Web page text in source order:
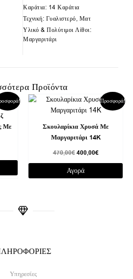
Καράτια: 14 Καράτια
Τεχνική: Γυαλιστερό, Ματ
Υλικό & Πολύτιμοι Λίθοι:
Μαργαριτάρι
Προϊόντα
Με
Προσφορά!
Σκουλαρίκια Χρυσά Με
Μαργαριτάρι 14K
470,00€
Original
price
was:
400,00€
Η
τρέχουσα
τιμή
400,00€.
Αγορά
Υπηρεσίες